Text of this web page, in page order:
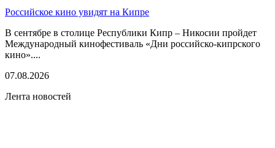
Российское кино увидят на Кипре
В сентябре в столице Республики Кипр – Никосии пройдет
Международный кинофестиваль «Дни российско-кипрского
кино»....
07.08.2026
Лента новостей